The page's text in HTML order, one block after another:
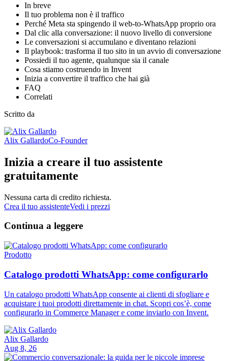
In breve
Il tuo problema non è il traffico
Perché Meta sta spingendo il web-to-WhatsApp proprio ora
Dal clic alla conversazione: il nuovo livello di conversione
Le conversazioni si accumulano e diventano relazioni
Il playbook: trasforma il tuo sito in un avvio di conversazione
Possiedi il tuo agente, qualunque sia il canale
Cosa stiamo costruendo in Invent
Inizia a convertire il traffico che hai già
FAQ
Correlati
Scritto da
Alix GallardoCo-Founder
Inizia a creare il tuo assistente
gratuitamente
Nessuna carta di credito richiesta.
Crea il tuo assistenteVedi i prezzi
Continua a leggere
Prodotto
Catalogo prodotti WhatsApp: come configurarlo
Un catalogo prodotti WhatsApp consente ai clienti di sfogliare e
acquistare i tuoi prodotti direttamente in chat. Scopri cos’è, come
configurarlo in Commerce Manager e come inviarlo con Invent.
Alix Gallardo
Aug 8, 26